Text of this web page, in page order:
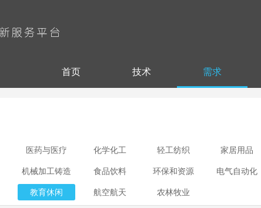
首页 技术 需求
医药与医疗 化学化工 轻工纺织 家居用品
机械加工铸造 食品饮料 环保和资源 电气自动化
教育休闲 航空航天 农林牧业